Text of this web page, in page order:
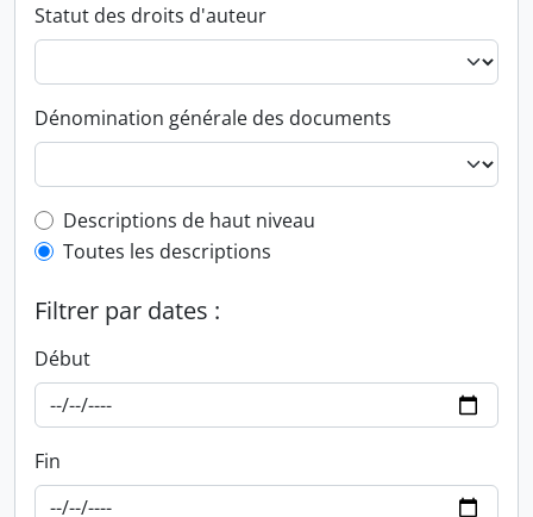
Statut des droits d'auteur
Dénomination générale des documents
Top-level description filter
Descriptions de haut niveau
Toutes les descriptions
Filtrer par dates :
Début
Fin